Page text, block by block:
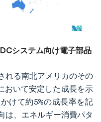
BY 4.0の表示が必要です。
システム向け電子部品
れる南北アメリカのその
おいて安定した成長を示
けて約5%の成長率を記
は、エネルギー消費パタ